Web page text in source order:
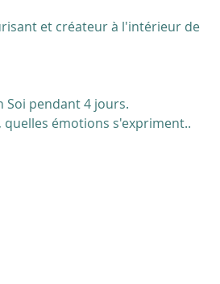
et créateur à l'intérieur de
Soi pendant 4 jours.
quelles émotions s'expriment..